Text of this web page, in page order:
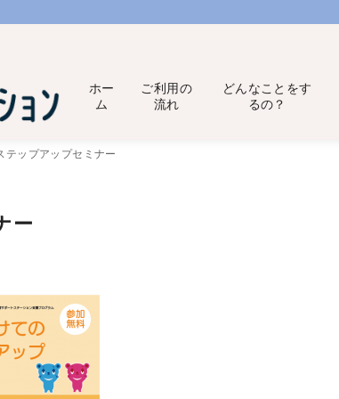
ホー
ム
ご利用の
流れ
どんなことをす
るの？
テップアップセミナー
ー